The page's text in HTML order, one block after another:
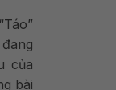
của
bài